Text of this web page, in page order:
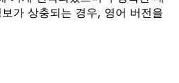
가 상충되는 경우, 영어 버전을